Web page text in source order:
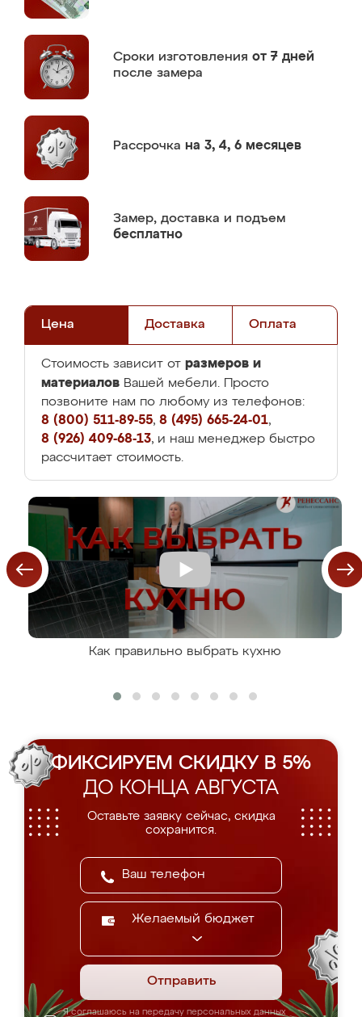
Сроки изготовления от 7 дней
после замера
Рассрочка на 3, 4, 6 месяцев
Замер, доставка и подъем
бесплатно
Цена Доставка Оплата
Стоимость зависит от размеров и
материалов Вашей мебели. Просто
позвоните нам по любому из телефонов:
8 (800) 511-89-55, 8 (495) 665-24-01,
8 (926) 409-68-13, и наш менеджер быстро
рассчитает стоимость.
Как правильно выбрать кухню
ФИКСИРУЕМ СКИДКУ В 5%
ДО КОНЦА АВГУСТА
Оставьте заявку сейчас, скидка
сохранится.
Желаемый бюджет
Отправить
Я соглашаюсь на передачу персональных данных